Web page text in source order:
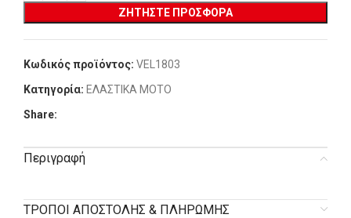
ΖΗΤΉΣΤΕ ΠΡΟΣΦΟΡΆ
Κωδικός προϊόντος: VEL1803
Κατηγορία: ΕΛΑΣΤΙΚΑ MOTO
Share:
Περιγραφή
ΤΡΟΠΟΙ ΑΠΟΣΤΟΛΗΣ & ΠΛΗΡΩΜΗΣ